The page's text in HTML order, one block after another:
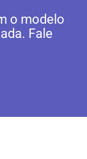
o modelo
Fale